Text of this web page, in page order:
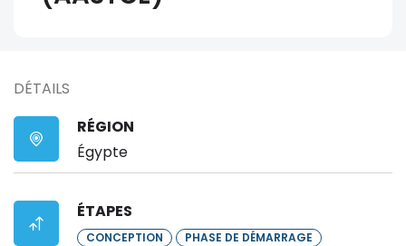
DÉTAILS
RÉGION
Égypte
ÉTAPES
CONCEPTION
PHASE DE DÉMARRAGE